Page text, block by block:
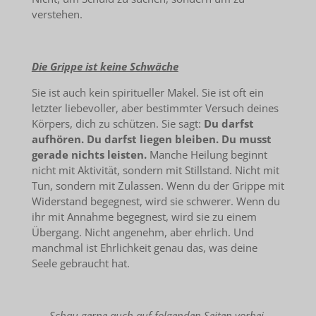
verstehen.
Die Grippe ist keine Schwäche
Sie ist auch kein spiritueller Makel. Sie ist oft ein
letzter liebevoller, aber bestimmter Versuch deines
Körpers, dich zu schützen. Sie sagt: Du darfst
aufhören. Du darfst liegen bleiben. Du musst
gerade nichts leisten.Manche Heilung beginnt
nicht mit Aktivität, sondern mit Stillstand. Nicht mit
Tun, sondern mit Zulassen. Wenn du der Grippe mit
Widerstand begegnest, wird sie schwerer. Wenn du
ihr mit Annahme begegnest, wird sie zu einem
Übergang. Nicht angenehm, aber ehrlich. Und
manchmal ist Ehrlichkeit genau das, was deine
Seele gebraucht hat.